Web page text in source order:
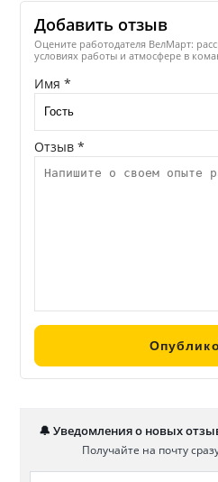
Добавить отзыв
Оцените работодателя ВелМарт:
условиях работы и атмосфере в
Имя *
Отзыв *
🔔 Уведомления о новых
Получайте на почту